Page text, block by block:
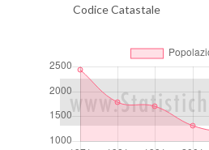
Codice Catastale